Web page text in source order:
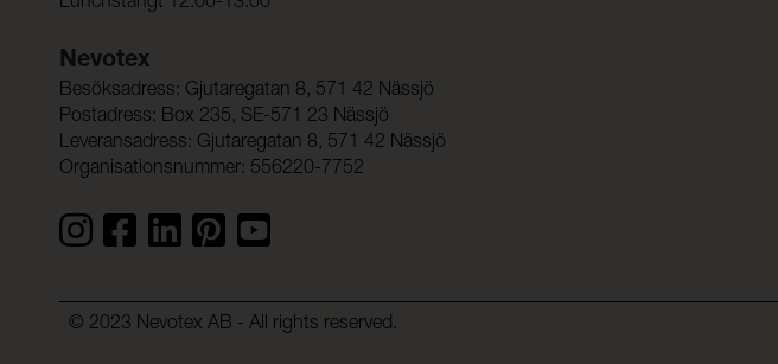
Nevotex
Besöksadress: Gjutaregatan 8, 571 42 Nässjö
Postadress: Box 235, SE-571 23 Nässjö
Leveransadress: Gjutaregatan 8, 571 42 Nässjö
Organisationsnummer: 556220-7752
© 2023 Nevotex AB - All rights reserved.